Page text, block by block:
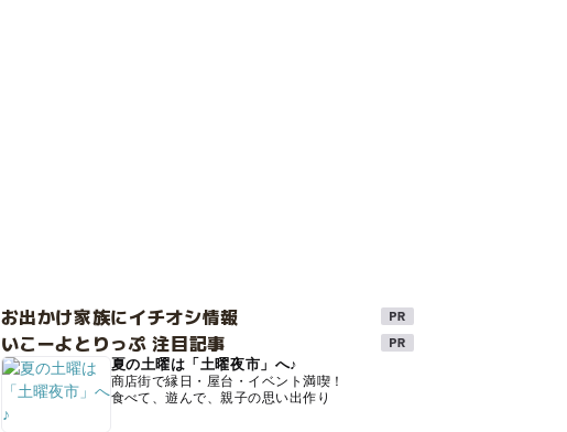
お出かけ家族にイチオシ情報
いこーよとりっぷ 注目記事
夏の土曜は「土曜夜市」へ♪
商店街で縁日・屋台・イベント満喫！
食べて、遊んで、親子の思い出作り